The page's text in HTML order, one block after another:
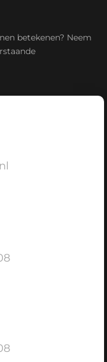
betekenen? Neem